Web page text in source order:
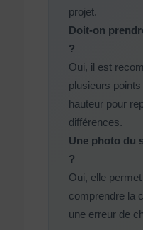
projet.
Doit-on
?
Oui, il est
plusieurs
hauteur pour
différences.
Une photo du
?
Oui, elle
comprendre la
une erreur de